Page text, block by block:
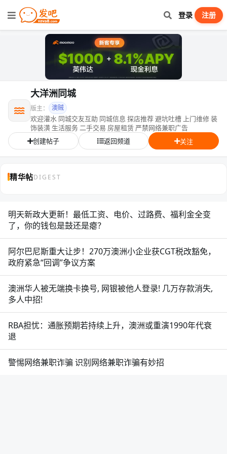
登录 注册
大洋洲同城
版主： 澳贼
欢迎灌水 同城交友互助 同城信息 探店推荐 避坑吐槽 上门维修 装
饰装潢 生活服务 二手交易 房屋租赁 严禁网络兼职广告
创建帖子
返回频道 关注
精华帖DIGEST
明天新政大更新！最低工资、电价、过路费、福利金全变
了，你的钱包是鼓还是瘪？
阿尔巴尼斯重大让步！270万澳洲小企业获CGT税改豁免，
政府紧急“回调”争议方案
澳洲华人被无端换卡换号, 网银被他人登录! 几万存款消失,
多人中招!
RBA担忧：通胀预期若持续上升，澳洲或重演1990年代衰
退
警惕网络兼职诈骗 识别网络兼职诈骗有妙招